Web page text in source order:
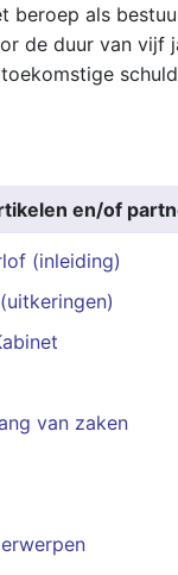
beroep als
de duur van vijf
en/of
(inleiding)
van zaken